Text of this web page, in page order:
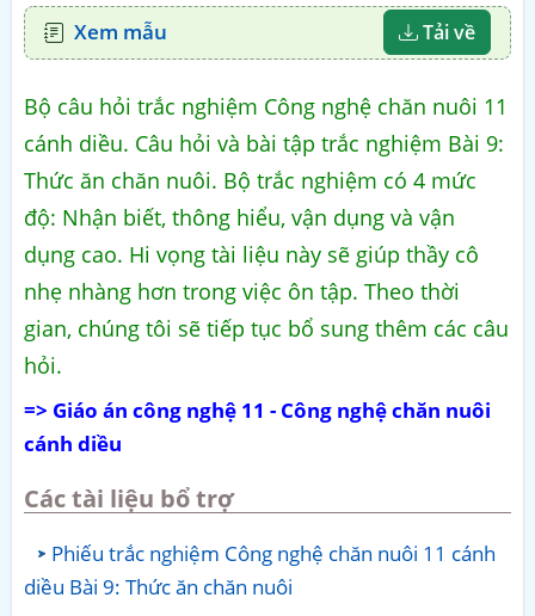
Xem mẫu Tải về
Bộ câu hỏi trắc nghiệm Công nghệ chăn nuôi 11
cánh diều. Câu hỏi và bài tập trắc nghiệm Bài 9:
Thức ăn chăn nuôi. Bộ trắc nghiệm có 4 mức
độ: Nhận biết, thông hiểu, vận dụng và vận
dụng cao. Hi vọng tài liệu này sẽ giúp thầy cô
nhẹ nhàng hơn trong việc ôn tập. Theo thời
gian, chúng tôi sẽ tiếp tục bổ sung thêm các câu
hỏi.
=> Giáo án công nghệ 11 - Công nghệ chăn nuôi
cánh diều
Các tài liệu bổ trợ
Phiếu trắc nghiệm Công nghệ chăn nuôi 11 cánh
diều Bài 9: Thức ăn chăn nuôi